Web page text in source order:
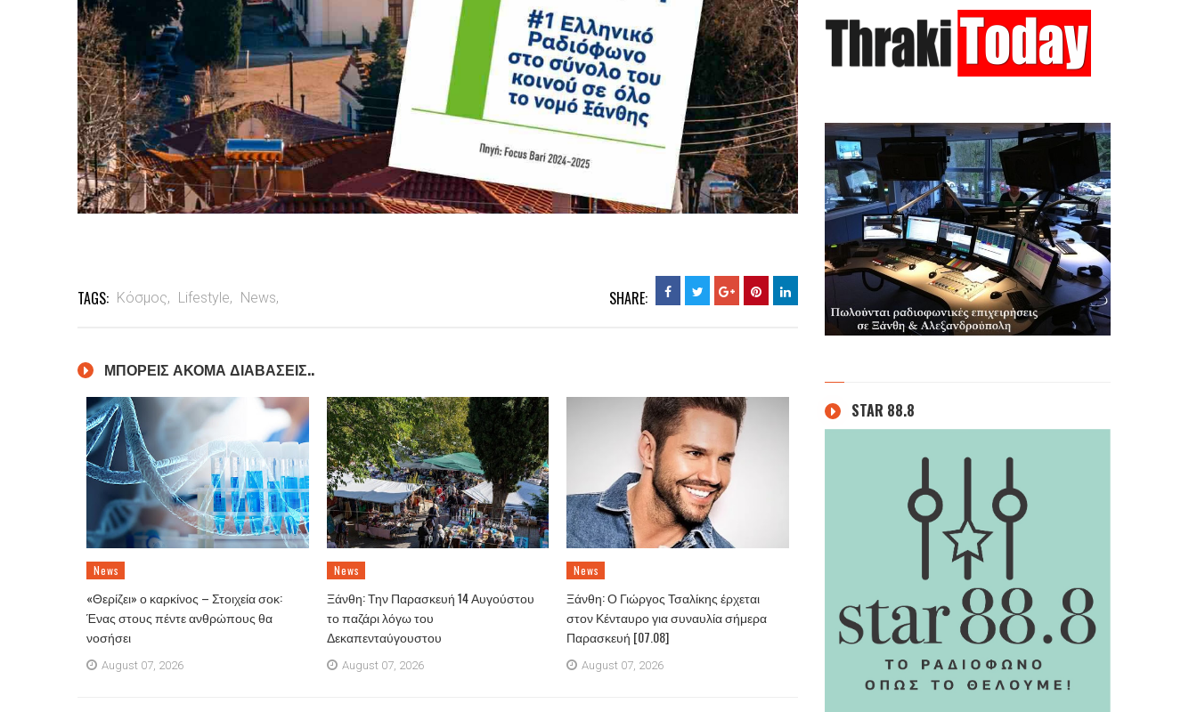
TAGS: Κόσμος, Lifestyle, News, SHARE:
ΜΠΟΡΕΙΣ ΑΚΟΜΑ ΔΙΑΒΑΣΕΙΣ..
News
«Θερίζει» ο καρκίνος – Στοιχεία σοκ:
Ένας στους πέντε ανθρώπους θα
νοσήσει
August 07, 2026
News
Ξάνθη: Την Παρασκευή 14 Αυγούστου
το παζάρι λόγω του
Δεκαπενταύγουστου
August 07, 2026
News
Ξάνθη: Ο Γιώργος Τσαλίκης έρχεται
στον Κένταυρο για συναυλία σήμερα
Παρασκευή [07.08]
August 07, 2026
STAR 88.8